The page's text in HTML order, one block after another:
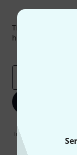
Tilmeld dig
held kan du vinde
Inspirerende
indforstået med at
helst trækkes